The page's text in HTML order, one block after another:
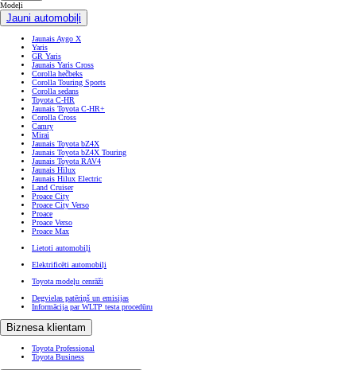
Modeļi
Jauni automobiļi
Jaunais Aygo X
Yaris
GR Yaris
Jaunais Yaris Cross
Corolla hečbeks
Corolla Touring Sports
Corolla sedans
Toyota C-HR
Jaunais Toyota C-HR+
Corolla Cross
Camry
Mirai
Jaunais Toyota bZ4X
Jaunais Toyota bZ4X Touring
Jaunais Toyota RAV4
Jaunais Hilux
Jaunais Hilux Electric
Land Cruiser
Proace City
Proace City Verso
Proace
Proace Verso
Proace Max
Lietoti automobiļi
Elektrificēti automobiļi
Toyota modeļu cenrāži
Degvielas patēriņš un emisijas
Informācija par WLTP testa procedūru
Biznesa klientam
Toyota Professional
Toyota Business